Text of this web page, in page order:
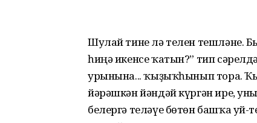
Шулай тине лә телен тешләне.
һиңә икенсе ҡатын?” тип
урынына... ҡыҙыҡһынып тора.
йәрәшкән йәндәй күргән ире,
белергә теләүе бөтөн башҡа уй-